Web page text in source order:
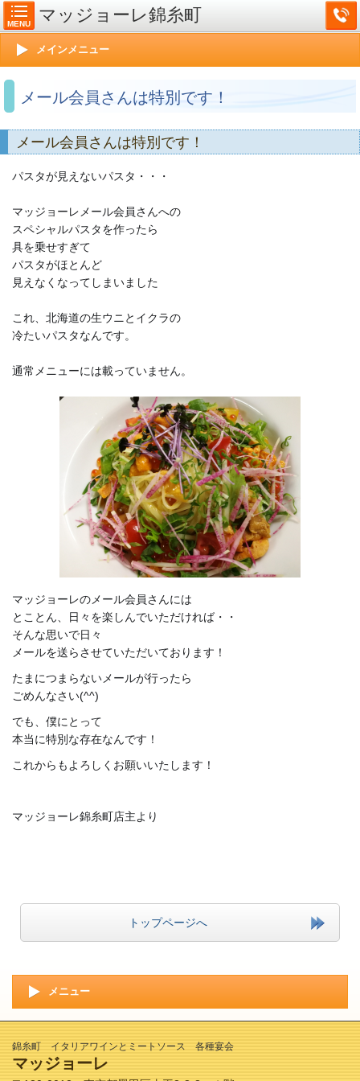
MENU マッジョーレ錦糸町
メインメニュー
メール会員さんは特別です！
メール会員さんは特別です！
パスタが見えないパスタ・・・
マッジョーレメール会員さんへの
スペシャルパスタを作ったら
具を乗せすぎて
パスタがほとんど
見えなくなってしまいました
これ、北海道の生ウニとイクラの
冷たいパスタなんです。
通常メニューには載っていません。
マッジョーレのメール会員さんには
とことん、日々を楽しんでいただければ・・
そんな思いで日々
メールを送らさせていただいております！
たまにつまらないメールが行ったら
ごめんなさい(^^)
でも、僕にとって
本当に特別な存在なんです！
これからもよろしくお願いいたします！
マッジョーレ錦糸町店主より
トップページへ
メニュー
錦糸町 イタリアワインとミートソース 各種宴会
マッジョーレ